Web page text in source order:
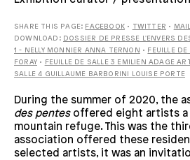
SHARE THIS PAGE: FACEBOOK • TWITTER •
MAIL
DOWNLOAD: DOSSIER DE PRESSE L'ENVERS
1 - NELLY MONNIER ANNA TERNON • FEUILLE
FORAY • FEUILLE DE SALLE 3 EMILIEN ADAGE
SALLE 4 GUILLAUME BARBORINI LOUISE PORTE
During the summer of 2020, the
des pentesoffered eight artists a
mountain refuge. This was the
association offered these
selected artists, it was an